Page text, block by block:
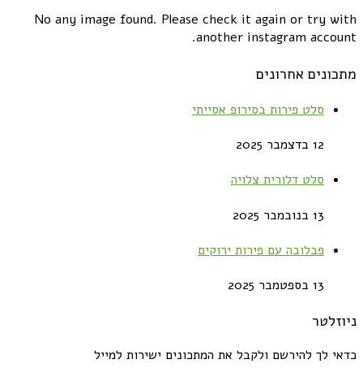
No any image found. Please check it again or try with
another instagram account.
מתכונים אחרונים
סלט פירות בסירופ אסייתי
12 בדצמבר 2025
סלט דלורית צלויה
13 בנובמבר 2025
פבלובה עם פירות ירוקים
13 בספטמבר 2025
ניוזלטר
כדאי לך להירשם ולקבל את המתכונים ישירות למייל